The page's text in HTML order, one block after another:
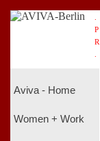
P
R
Aviva - Home
Women + Work